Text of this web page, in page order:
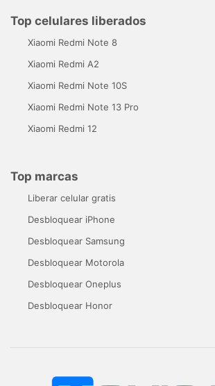
Top celulares liberados
Xiaomi Redmi Note 8
Xiaomi Redmi A2
Xiaomi Redmi Note 10S
Xiaomi Redmi Note 13 Pro
Xiaomi Redmi 12
Top marcas
Liberar celular gratis
Desbloquear iPhone
Desbloquear Samsung
Desbloquear Motorola
Desbloquear Oneplus
Desbloquear Honor